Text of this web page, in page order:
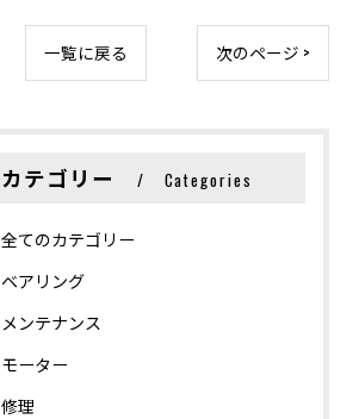
一覧に戻る 次のページ >
カテゴリー Categories
全てのカテゴリー
ベアリング
メンテナンス
モーター
修理